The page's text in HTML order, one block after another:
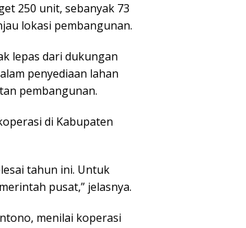
250 unit, sebanyak 73
lokasi pembangunan.
lepas dari dukungan
penyediaan lahan
pembangunan.
di Kabupaten
tahun ini. Untuk
pusat,” jelasnya.
menilai koperasi